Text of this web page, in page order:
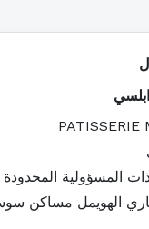
PATISSERIE
المسؤولية المحدودة
الهويمل مساكن